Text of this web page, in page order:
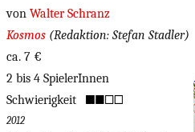
von Walter Schranz
Kosmos (Redaktion: Stefan Stadler)
ca. 7 €
2 bis 4 SpielerInnen
Schwierigkeit
2012